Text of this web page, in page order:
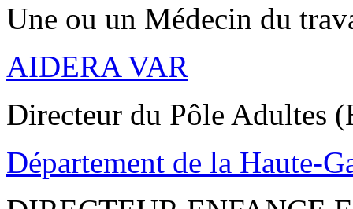
Une ou un Médecin du
AIDERA VAR
Directeur du Pôle Adultes
Département de la Haute-